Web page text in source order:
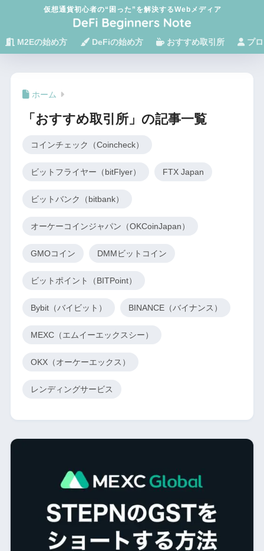
仮想通貨初心者の“困った”を解決するWebメディア
M2Eの始め方 DeFiの始め方 おすすめ取引所 プ
ホーム
「おすすめ取引所」の記事一覧
コインチェック（Coincheck）
ビットフライヤー（bitFlyer） FTX Japan
ビットバンク（bitbank）
オーケーコインジャパン（OKCoinJapan）
GMOコイン DMMビットコイン
ビットポイント（BITPoint）
Bybit（バイビット） BINANCE（バイナンス）
MEXC（エムイーエックスシー）
OKX（オーケーエックス）
レンディングサービス